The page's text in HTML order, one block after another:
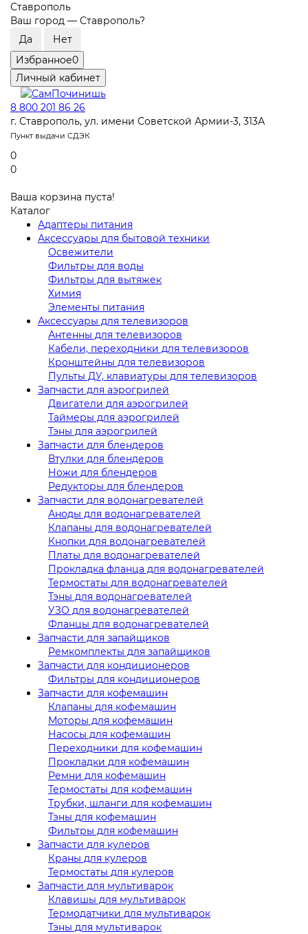
Ставрополь
Ваш город — Ставрополь?
Избранное0
Личный кабинет
8 800 201 86 26
г. Ставрополь, ул. имени Советской Армии-3, 313А
Пункт выдачи СДЭК
0
0
Ваша корзина пуста!
Каталог
Адаптеры питания
Аксессуары для бытовой техники
Освежители
Фильтры для воды
Фильтры для вытяжек
Химия
Элементы питания
Аксессуары для телевизоров
Антенны для телевизоров
Кабели, переходники для телевизоров
Кронштейны для телевизоров
Пульты ДУ, клавиатуры для телевизоров
Запчасти для аэрогрилей
Двигатели для аэрогрилей
Таймеры для аэрогрилей
Тэны для аэрогрилей
Запчасти для блендеров
Втулки для блендеров
Ножи для блендеров
Редукторы для блендеров
Запчасти для водонагревателей
Аноды для водонагревателей
Клапаны для водонагревателей
Кнопки для водонагревателей
Платы для водонагревателей
Прокладка фланца для водонагревателей
Термостаты для водонагревателей
Тэны для водонагревателей
УЗО для водонагревателей
Фланцы для водонагревателей
Запчасти для запайщиков
Ремкомплекты для запайщиков
Запчасти для кондиционеров
Фильтры для кондиционеров
Запчасти для кофемашин
Клапаны для кофемашин
Моторы для кофемашин
Насосы для кофемашин
Переходники для кофемашин
Прокладки для кофемашин
Ремни для кофемашин
Термостаты для кофемашин
Трубки, шланги для кофемашин
Тэны для кофемашин
Фильтры для кофемашин
Запчасти для кулеров
Краны для кулеров
Термостаты для кулеров
Запчасти для мультиварок
Клавишы для мультиварок
Термодатчики для мультиварок
Тэны для мультиварок